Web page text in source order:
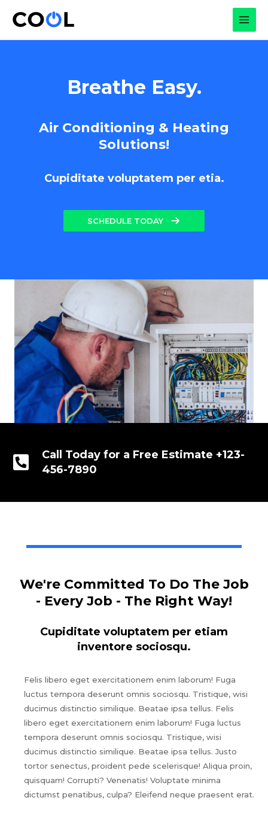
Breathe Easy.
Air Conditioning & Heating
Solutions!
Cupiditate voluptatem per etia.
SCHEDULE TODAY
Call Today for a Free Estimate +123-
456-7890
We're Committed To Do The Job
- Every Job - The Right Way!
Cupiditate voluptatem per etiam
inventore sociosqu.
Felis libero eget exercitationem enim laborum! Fuga
luctus tempora deserunt omnis sociosqu. Tristique, wisi
ducimus distinctio similique. Beatae ipsa tellus. Felis
libero eget exercitationem enim laborum! Fuga luctus
tempora deserunt omnis sociosqu. Tristique, wisi
ducimus distinctio similique. Beatae ipsa tellus. Justo
tortor senectus, proident pede scelerisque! Aliqua proin,
quisquam! Corrupti? Venenatis! Voluptate minima
dictumst penatibus, culpa? Eleifend neque praesent erat.